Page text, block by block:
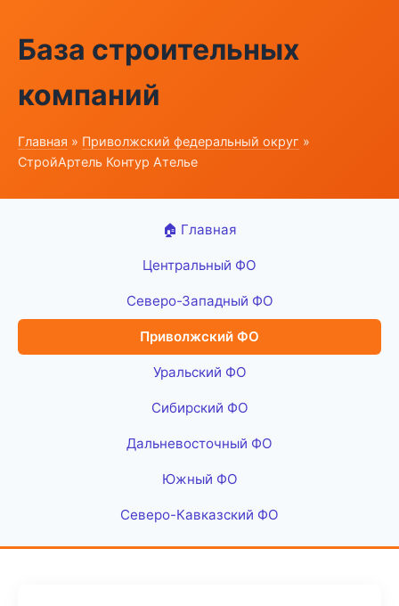
База строительных
компаний
Главная » Приволжский федеральный округ »
СтройАртель Контур Ателье
🏠 Главная
Центральный ФО
Северо-Западный ФО
Приволжский ФО
Уральский ФО
Сибирский ФО
Дальневосточный ФО
Южный ФО
Северо-Кавказский ФО